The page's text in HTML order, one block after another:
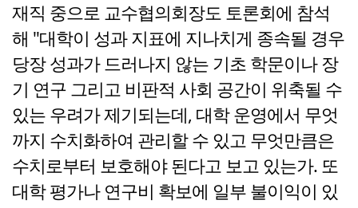
재직 중으로 교수협의회장도 토론회에 참석
해 "대학이 성과 지표에 지나치게 종속될 경우
당장 성과가 드러나지 않는 기초 학문이나 장
기 연구 그리고 비판적 사회 공간이 위축될 수
있는 우려가 제기되는데, 대학 운영에서 무엇
까지 수치화하여 관리할 수 있고 무엇만큼은
수치로부터 보호해야 된다고 보고 있는가. 또
대학 평가나 연구비 확보에 일부 불이익이 있